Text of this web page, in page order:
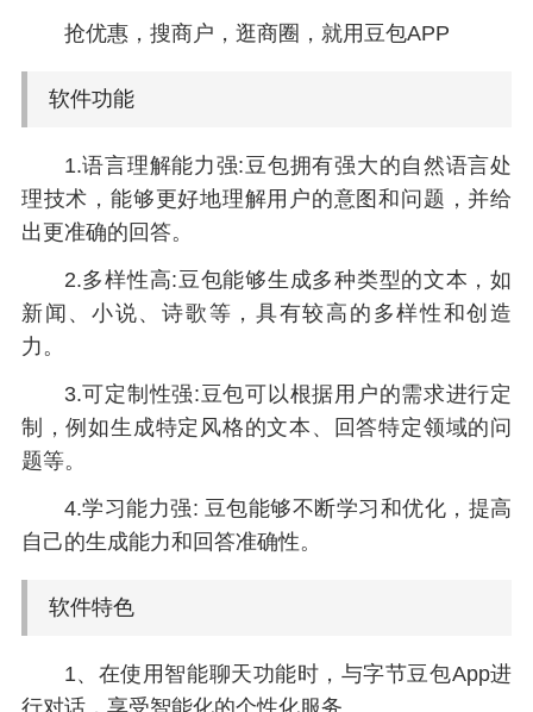
抢优惠，搜商户，逛商圈，就用豆包APP
软件功能
1.语言理解能力强:豆包拥有强大的自然语言处
理技术，能够更好地理解用户的意图和问题，并给
出更准确的回答。
2.多样性高:豆包能够生成多种类型的文本，如
新闻、小说、诗歌等，具有较高的多样性和创造
力。
3.可定制性强:豆包可以根据用户的需求进行定
制，例如生成特定风格的文本、回答特定领域的问
题等。
4.学习能力强: 豆包能够不断学习和优化，提高
自己的生成能力和回答准确性。
软件特色
1、在使用智能聊天功能时，与字节豆包App进
行对话，享受智能化的个性化服务